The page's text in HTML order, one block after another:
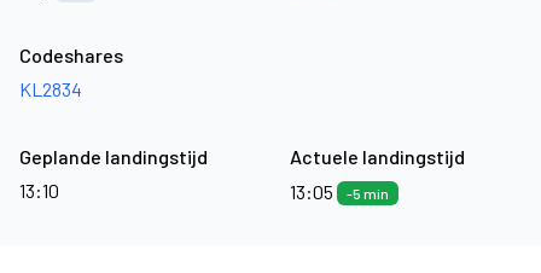
Codeshares
KL2834
Geplande landingstijd
13:10
Actuele landingstijd
13:05
-5 min